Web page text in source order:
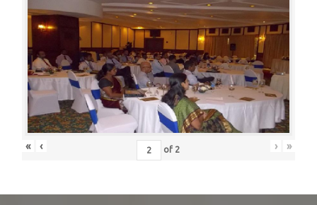
« ‹ of 2 › »